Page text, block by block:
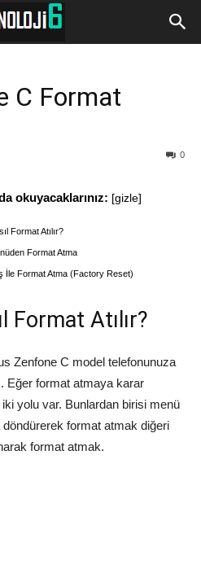
C Format
0
okuyacaklarınız: [gizle]
Format Atılır?
Format Atma
İle Format Atma (Factory Reset)
Format Atılır?
Zenfone C model telefonunuza
Eğer format atmaya karar
yolu var. Bunlardan birisi menü
döndürerek format atmak diğeri
format atmak.